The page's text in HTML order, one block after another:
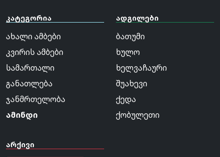
კატეგორია
ახალი ამბები
კვირის ამბები
სამართალი
განათლება
ჯანმრთელობა
ამინდი
არქივი
ადგილები
ბათუმი
ხულო
ხელვაჩაური
შუახევი
ქედა
ქობულეთი